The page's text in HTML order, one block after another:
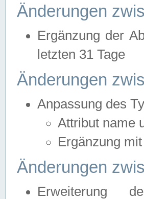
Änderungen
Ergänzung der
letzten 31 Tage
Änderungen
Anpassung des
Attribut name
Ergänzung
Änderungen
Erweiterung